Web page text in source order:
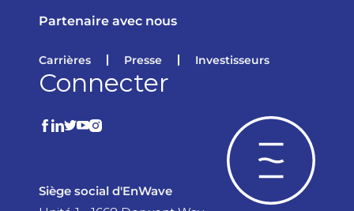
Partenaire avec nous
Carrières Presse Investisseurs
Connecter
Siège social d'EnWave